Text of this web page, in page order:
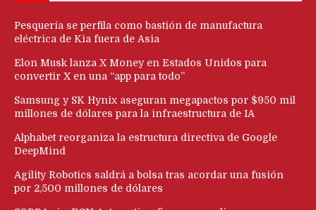
Pesquería se perfila como bastión de manufactura
eléctrica de Kia fuera de Asia
Elon Musk lanza X Money en Estados Unidos para
convertir X en una “app para todo”
Samsung y SK Hynix aseguran megapactos por $950 mil
millones de dólares para la infraestructura de IA
Alphabet reorganiza la estructura directiva de Google
DeepMind
Agility Robotics saldrá a bolsa tras acordar una fusión
por 2,500 millones de dólares